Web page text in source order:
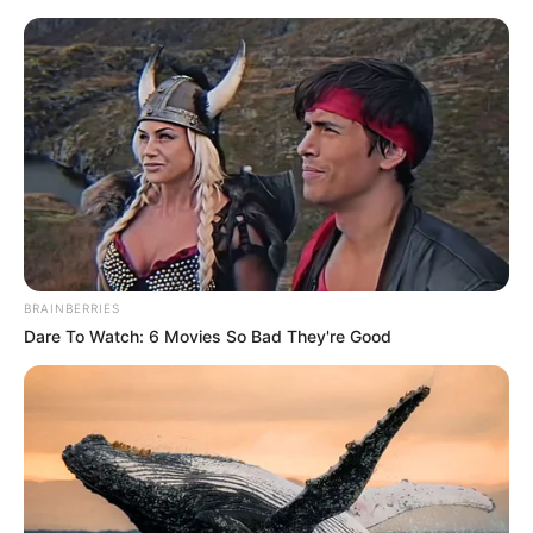
Münster - Freilichtmuseum Mühlenhof
Münster Veranstaltungen Hotels
«zurück Münster weiter»
BRAINBERRIES
Dare To Watch: 6 Movies So Bad They're Good